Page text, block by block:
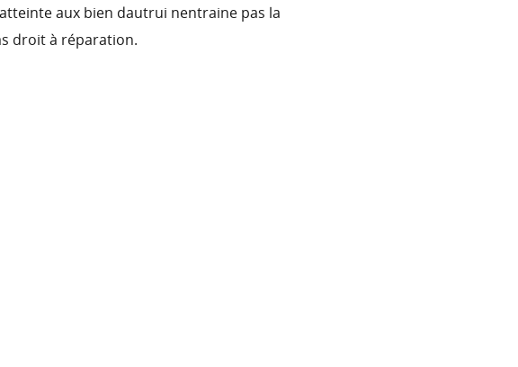
aux bien dautrui nentraine pas la
droit à réparation.